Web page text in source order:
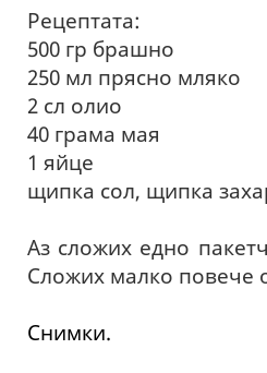
Рецептата:
500 гр брашно
250 мл прясно мляко
2 сл олио
40 грама мая
1 яйце
щипка сол, щипка
Аз сложих едно
Сложих малко повече
Снимки.